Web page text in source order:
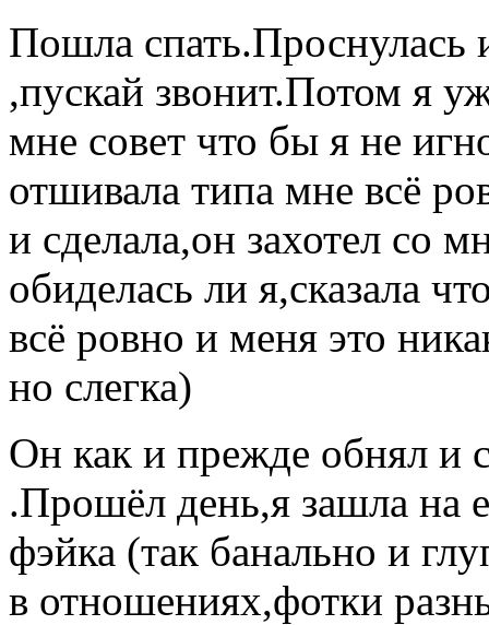
Пошла спать.Проснулась
,пускай звонит.Потом я
мне совет что бы я не
отшивала типа мне всё
и сделала,он захотел со
обиделась ли я,сказала
всё ровно и меня это
но слегка)
Он как и прежде обнял и
.Прошёл день,я зашла на
фэйка (так банально и
в отношениях,фотки